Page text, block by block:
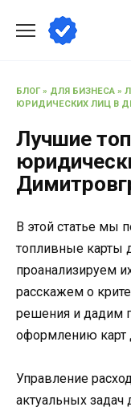
содержанию
БЛОГ» ДЛЯ БИЗНЕСА »
ЮРИДИЧЕСКИХ ЛИЦ В
Лучшие
В этой статье мы
топливные карты
проанализируем
расскажем о
решения и дадим
оформлению карт
Управление
актуальных